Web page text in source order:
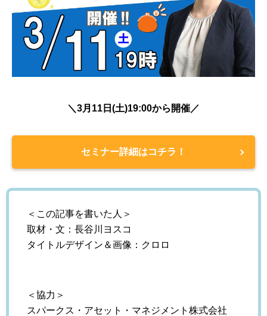
＼3月11日(土)19:00から開催／
セミナー詳細はコチラ！
＜この記事を書いた人＞
取材・文：長谷川ヨスコ
タイトルデザイン＆画像：クロロ
＜協力＞
スパークス・アセット・マネジメント株式会社